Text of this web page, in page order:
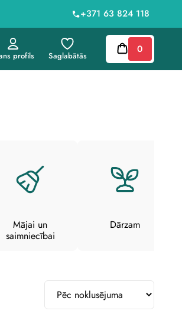
+371 63 824 118
profils Saglabātās
0
Mājai un
saimniecībai
Dārzam